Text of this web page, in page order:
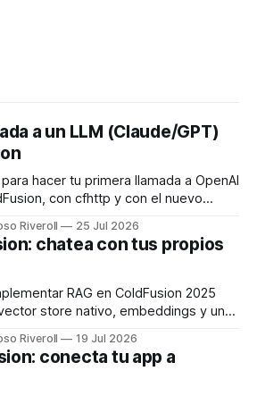
a un LLM (Claude/GPT)
hacer tu primera llamada a OpenAI
con cfhttp y con el nuevo
de CF2025 Update 8.
Riveroll 25 Jul 2026
chatea con tus propios
RAG en ColdFusion 2025
store nativo, embeddings y un
para usar.
Riveroll 19 Jul 2026
conecta tu app a